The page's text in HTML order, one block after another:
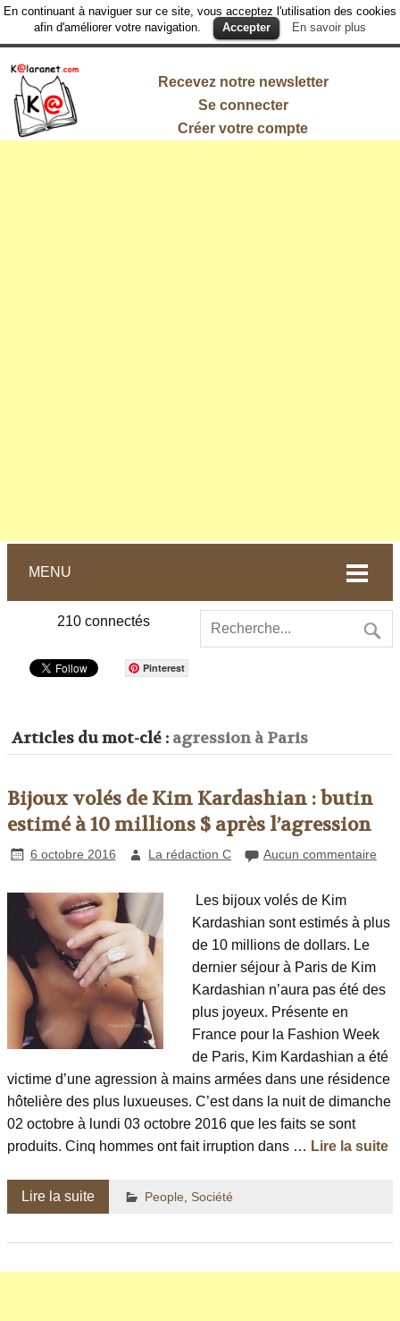
En continuant à naviguer sur ce site, vous acceptez l'utilisation des cookies
afin d'améliorer votre navigation.
Accepter En savoir plus
Recevez notre newsletter
Se connecter
Créer votre compte
MENU
210 connectés
Pinterest
Articles du mot-clé : agression à Paris
Bijoux volés de Kim Kardashian : butin
estimé à 10 millions $ après l’agression
6 octobre 2016 La rédaction C Aucun commentaire
Les bijoux volés de Kim
Kardashian sont estimés à plus
de 10 millions de dollars. Le
dernier séjour à Paris de Kim
Kardashian n’aura pas été des
plus joyeux. Présente en
France pour la Fashion Week
de Paris, Kim Kardashian a été
victime d’une agression à mains armées dans une résidence
hôtelière des plus luxueuses. C’est dans la nuit de dimanche
02 octobre à lundi 03 octobre 2016 que les faits se sont
produits. Cinq hommes ont fait irruption dans … Lire la suite
Lire la suite People Société